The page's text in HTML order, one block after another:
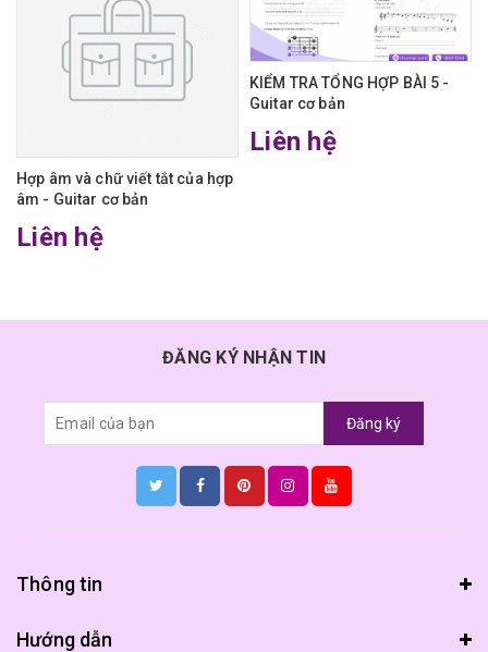
Hợp âm và chữ viết tắt của hợp
âm - Guitar cơ bản
Liên hệ
KIỂM TRA TỔNG HỢP BÀI 5 -
Guitar cơ bản
Liên hệ
ĐĂNG KÝ NHẬN TIN
Đăng ký
Thông tin
Hướng dẫn